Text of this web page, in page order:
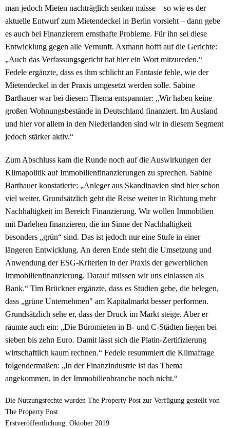
man jedoch Mieten nachträglich senken müsse – so wie es der
aktuelle Entwurf zum Mietendeckel in Berlin vorsieht – dann gebe
es auch bei Finanzierern ernsthafte Probleme. Für ihn sei diese
Entwicklung gegen alle Vernunft. Axmann hofft auf die Gerichte:
„Auch das Verfassungsgericht hat hier ein Wort mitzureden.“
Fedele ergänzte, dass es ihm schlicht an Fantasie fehle, wie der
Mietendeckel in der Praxis umgesetzt werden solle. Sabine
Barthauer war bei diesem Thema entspannter: „Wir haben keine
großen Wohnungsbestände in Deutschland finanziert. Im Ausland
und hier vor allem in den Niederlanden sind wir in diesem Segment
jedoch stärker aktiv.“
Zum Abschluss kam die Runde noch auf die Auswirkungen der
Klimapolitik auf Immobilienfinanzierungen zu sprechen. Sabine
Barthauer konstatierte: „Anleger aus Skandinavien sind hier schon
viel weiter. Grundsätzlich geht die Reise weiter in Richtung mehr
Nachhaltigkeit im Bereich Finanzierung. Wir wollen Immobilien
mit Darlehen finanzieren, die im Sinne der Nachhaltigkeit
besonders „grün“ sind. Das ist jedoch nur eine Stufe in einer
längeren Entwicklung. An deren Ende steht die Umsetzung und
Anwendung der ESG-Kriterien in der Praxis der gewerblichen
Immobilienfinanzierung. Darauf müssen wir uns einlassen als
Bank.“ Tim Brückner ergänzte, dass es Studien gebe, die belegen,
dass „grüne Unternehmen" am Kapitalmarkt besser performen.
Grundsätzlich sehe er, dass der Druck im Markt steige. Aber er
räumte auch ein: „Die Büromieten in B- und C-Städten liegen bei
sieben bis zehn Euro. Damit lässt sich die Platin-Zertifizierung
wirtschaftlich kaum rechnen.“ Fedele resummiert die Klimafrage
folgendermaßen: „In der Finanzindustrie ist das Thema
angekommen, in der Immobilienbranche noch nicht.“
Die Nutzungsrechte wurden The Property Post zur Verfügung gestellt von
The Property Post
Erstveröffentlichung: Oktober 2019